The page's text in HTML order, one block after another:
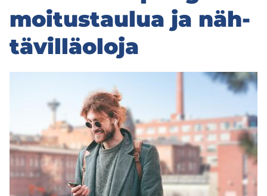
moi­tus­tau­lua ja näh­
tä­vil­lä­olo­ja